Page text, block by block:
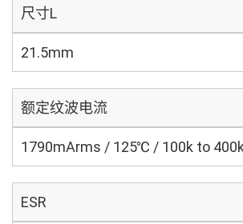
尺寸L
21.5mm
额定纹波电流
1790mArms / 125℃ / 100k to
ESR